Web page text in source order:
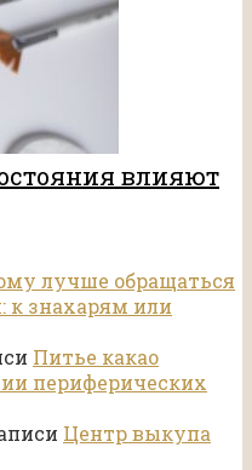
влияют
лучше обращаться
к знахарям или
Питье какао
периферических
Центр выкупа